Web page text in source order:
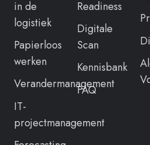
in de
logistiek
Papierloos
werken
Verandermanagement
IT-
projectmanagement
Readiness
Digitale
Scan
Kennisbank
FAQ